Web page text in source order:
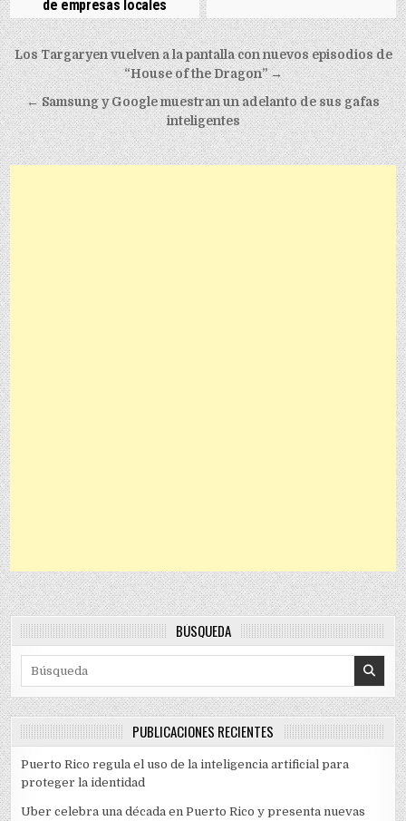
de empresas locales
Post navigation
Los Targaryen vuelven a la pantalla con nuevos episodios de
“House of the Dragon” →
← Samsung y Google muestran un adelanto de sus gafas
inteligentes
BÚSQUEDA
Search for:
PUBLICACIONES RECIENTES
Puerto Rico regula el uso de la inteligencia artificial para
proteger la identidad
Uber celebra una década en Puerto Rico y presenta nuevas